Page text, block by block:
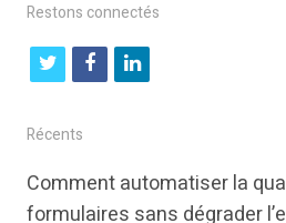
Restons connectés
t
i
t
f
b
l
k
e
Récents
Comment automatiser la
formulaires sans dégrader